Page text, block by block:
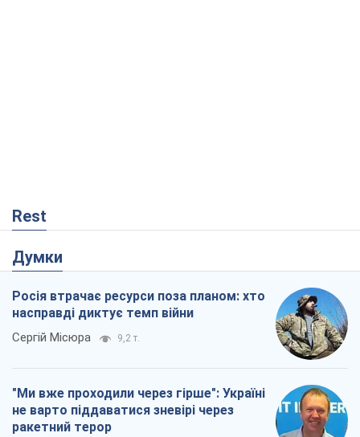
Rest
Думки
Росія втрачає ресурси поза планом: хто
насправді диктує темп війни
Сергій Місюра 9,2 т.
"Ми вже проходили через гірше": Україні
не варто піддаватися зневірі через
ракетний терор